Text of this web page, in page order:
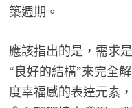
築週期。
應該指出的是，需求
“良好的結構”來完全
度幸福感的表達元素